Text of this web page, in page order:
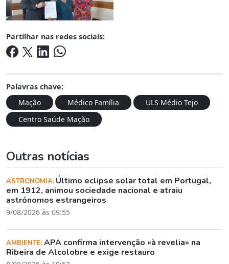
Partilhar nas redes sociais:
Palavras chave:
Mação
Médico Família
ULS Médio Tejo
Centro Saúde Mação
Outras notícias
ASTRONOMIA: Último eclipse solar total em Portugal,
em 1912, animou sociedade nacional e atraiu
astrónomos estrangeiros
9/08/2026 às 09:55
AMBIENTE:APA confirma intervenção «à revelia» na
Ribeira de Alcolobre e exige restauro